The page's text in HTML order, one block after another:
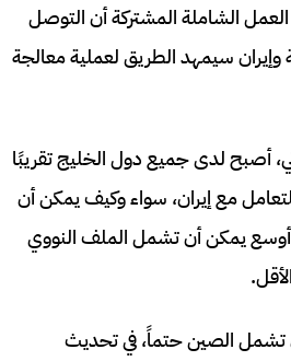
الشاملة المشتركة أن التوصل
وإيران سيمهد الطريق لعملية معالجة
أصبح لدى جميع دول الخليج تقريبًا
مع إيران، سواء وكيف يمكن أن
يمكن أن تشمل الملف النووي
الصين حتماً، في تحديث